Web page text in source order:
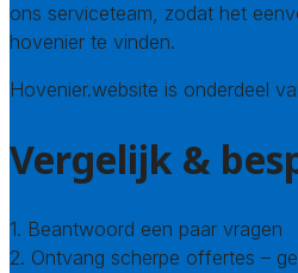
ons serviceteam, zodat het
hovenier te vinden.
Hovenier.website is onderdeel
Vergelijk &
1. Beantwoord een paar vragen
2. Ontvang scherpe offertes –